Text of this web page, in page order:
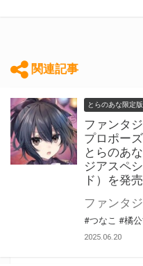
関連記事
とらのあな限定版
ファンタ
プロポー
とらのあ
ジアスペ
ド）を発
#つなこ #橘公
2025.06.20